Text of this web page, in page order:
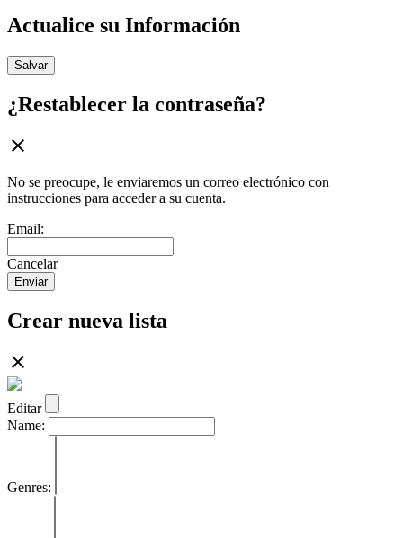
Actualice su Información
Salvar
¿Restablecer la contraseña?
No se preocupe, le enviaremos un correo electrónico con
instrucciones para acceder a su cuenta.
Email:
Cancelar
Enviar
Crear nueva lista
Editar
Name:
Genres: